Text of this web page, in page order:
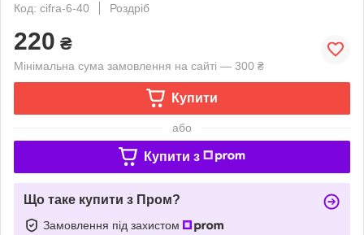
Код: cifra-6-40
Роздріб
220 ₴
Мінімальна сума замовлення на сайті — 300 ₴
Купити
або
Купити з
Що таке купити з Пром?
Замовлення під захистом